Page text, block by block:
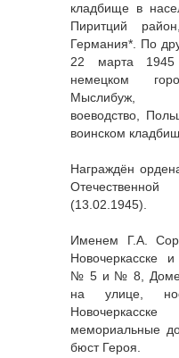
кладбище в
Пиритций
Германия*. По
22 марта
немецком
Мыслибуж,
воеводство,
воинском
Награждён
(13.02.1945).
Именем Г.А.
Новочеркасске
№ 5 и № 8, Доме
на улице,
мемориальные
бюст Героя.